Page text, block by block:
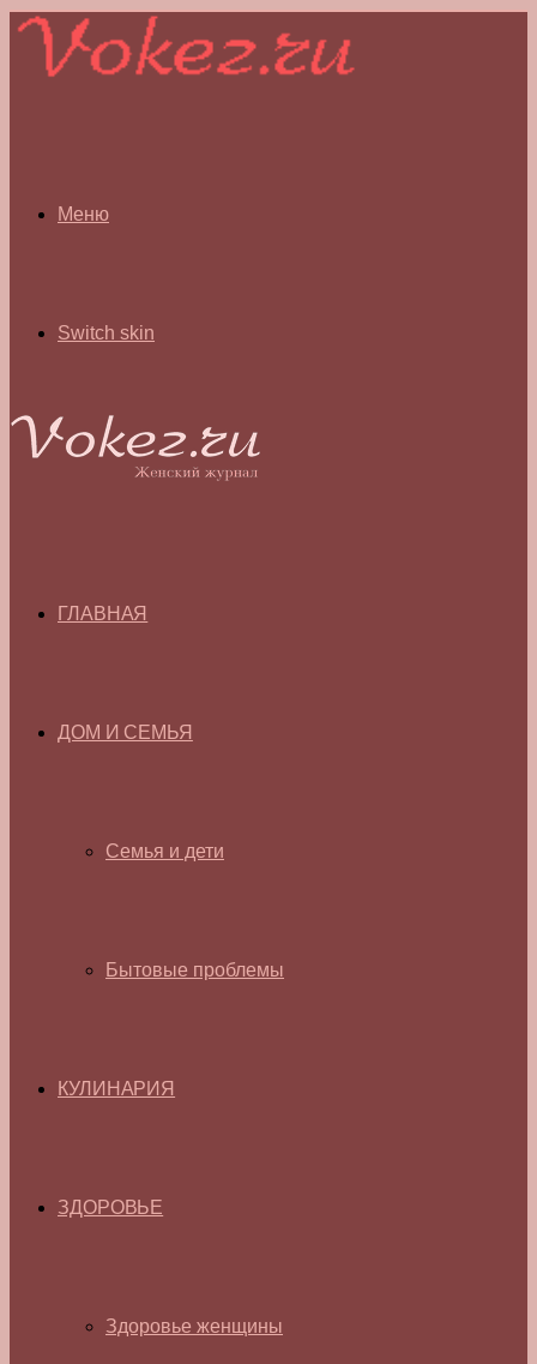
Меню
Switch skin
ГЛАВНАЯ
ДОМ И СЕМЬЯ
Семья и дети
Бытовые проблемы
КУЛИНАРИЯ
ЗДОРОВЬЕ
Здоровье женщины